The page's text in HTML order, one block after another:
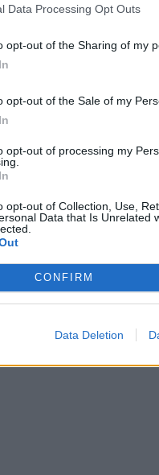
Data Processing Opt Outs
opt-out of the Sharing of my
opt-out of the Sale of my
opt-out of processing my
opt-out of Collection, Use,
Data that Is Unrelated
CONFIRM
Data Deletion
εφαρμόστηκε για
1η Σεπτεμβρίου
Η επίσημη
με τις ευρωπαϊκές
εφαρμόστηκε η
στη Γερμανία.
να παράγει καλύτερα